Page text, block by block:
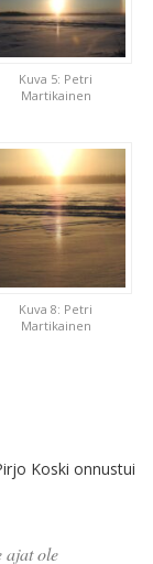
Kuva 5: Petri
Martikainen
Kuva 8: Petri
Martikainen
Koski onnustui
ajat ole